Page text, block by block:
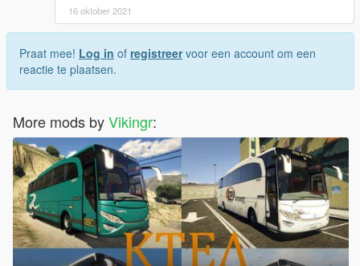
16 oktober 2021
Praat mee! Log in of registreervoor een account om een
reactie te plaatsen.
More mods byVikingr: